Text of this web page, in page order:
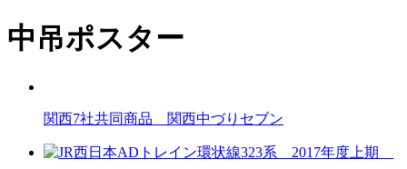
中吊ポスター
関西7社共同商品 関西中づりセブン